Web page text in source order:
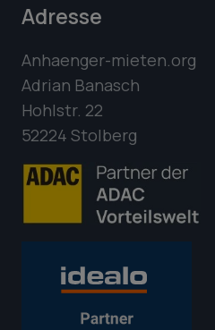
Adresse
Anhaenger-mieten.org
Adrian Banasch
Hohlstr. 22
52224 Stolberg